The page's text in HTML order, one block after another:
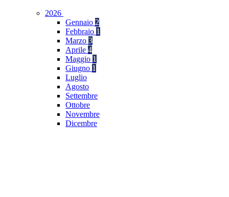
2026
Gennaio 2
Febbraio 1
Marzo 3
Aprile 4
Maggio 1
Giugno 1
Luglio
Agosto
Settembre
Ottobre
Novembre
Dicembre